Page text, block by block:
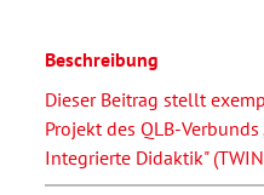
Beschreibung
Dieser Beitrag stellt
Projekt des QLB-
Integrierte Didaktik"